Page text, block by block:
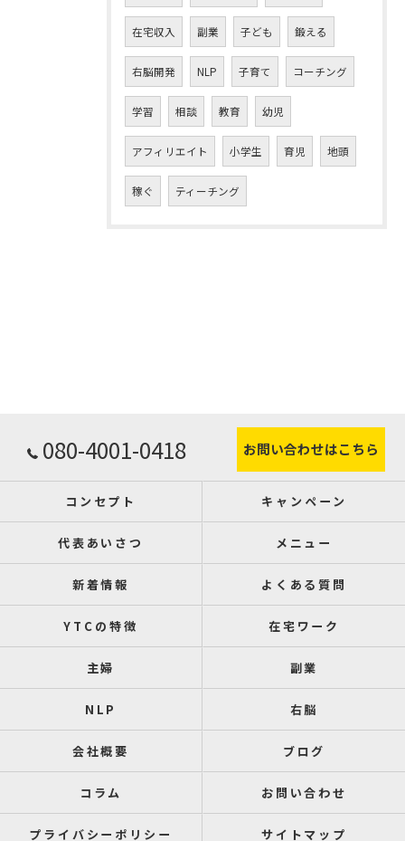
在宅収入 副業 子ども 鍛える
右脳開発 NLP 子育て コーチング
学習 相談 教育 幼児
アフィリエイト 小学生 育児 地頭
稼ぐ ティーチング
080-4001-0418 お問い合わせはこちら
コンセプト キャンペーン
代表あいさつ メニュー
新着情報 よくある質問
YTCの特徴 在宅ワーク
主婦 副業
NLP 右脳
会社概要 ブログ
コラム お問い合わせ
プライバシーポリシー サイトマップ